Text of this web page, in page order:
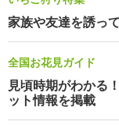
家族や友達を誘っ
全国お花見ガイド
見頃時期がわかる
ット情報を掲載